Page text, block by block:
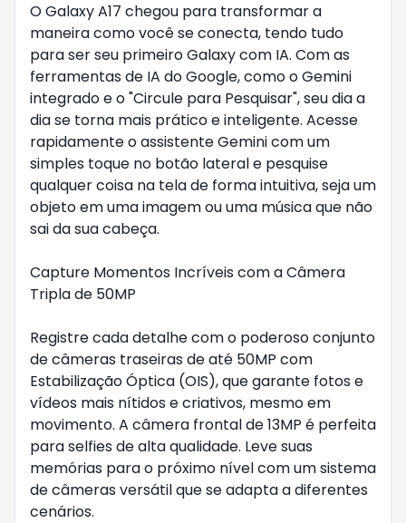
O Galaxy A17 chegou para transformar a
maneira como você se conecta, tendo tudo
para ser seu primeiro Galaxy com IA. Com as
ferramentas de IA do Google, como o Gemini
integrado e o "Circule para Pesquisar", seu dia a
dia se torna mais prático e inteligente. Acesse
rapidamente o assistente Gemini com um
simples toque no botão lateral e pesquise
qualquer coisa na tela de forma intuitiva, seja um
objeto em uma imagem ou uma música que não
sai da sua cabeça.
Capture Momentos Incríveis com a Câmera
Tripla de 50MP
Registre cada detalhe com o poderoso conjunto
de câmeras traseiras de até 50MP com
Estabilização Óptica (OIS), que garante fotos e
vídeos mais nítidos e criativos, mesmo em
movimento. A câmera frontal de 13MP é perfeita
para selfies de alta qualidade. Leve suas
memórias para o próximo nível com um sistema
de câmeras versátil que se adapta a diferentes
cenários.